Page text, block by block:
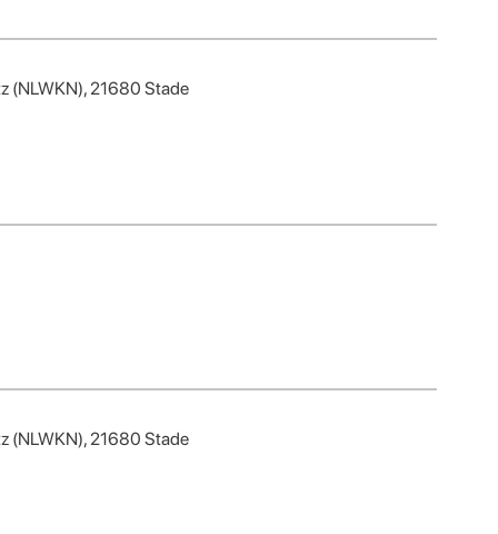
(NLWKN), 21680 Stade
(NLWKN), 21680 Stade